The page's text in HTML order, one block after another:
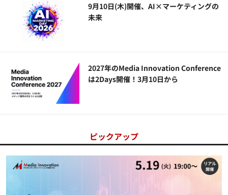
9月10日(木)開催、AI×マーケティングの
未来
2027年のMedia Innovation Conference
は2Days開催！3月10日から
ピックアップ